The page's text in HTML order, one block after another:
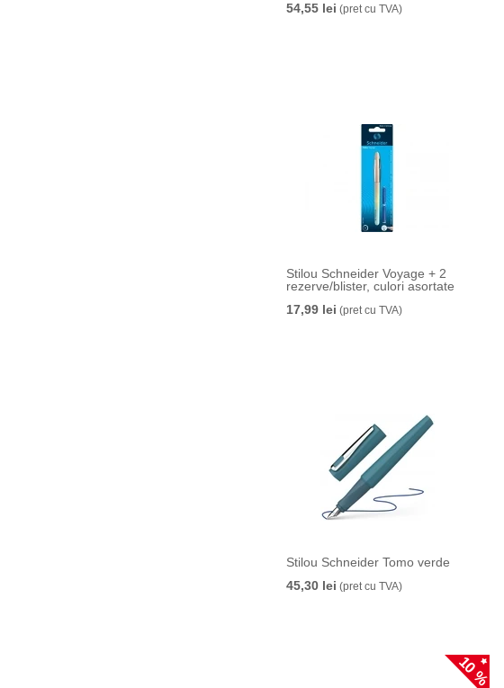
54,55 lei (pret cu TVA)
Stilou Schneider Voyage + 2
rezerve/blister, culori asortate
17,99 lei (pret cu TVA)
Stilou Schneider Tomo verde
45,30 lei (pret cu TVA)
10 %